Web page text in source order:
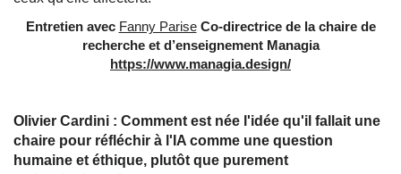
Entretien avec Fanny PariseCo-directrice de la chaire de
recherche et d’enseignement Managia
https://www.managia.design/
Olivier Cardini : Comment est née l'idée qu'il fallait une
chaire pour réfléchir à l'IA comme une question
humaine et éthique, plutôt que purement